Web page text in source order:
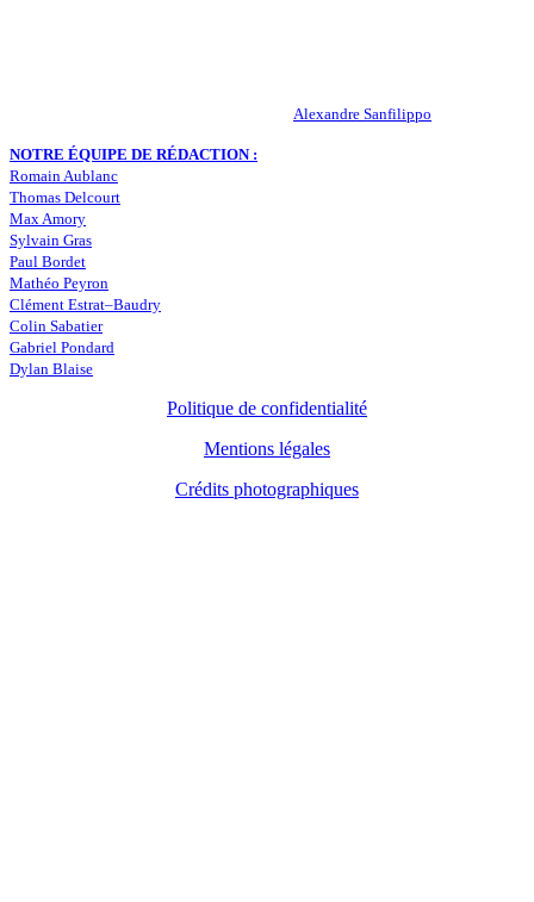
Alexandre Sanfilippo
NOTRE ÉQUIPE DE RÉDACTION :
Romain Aublanc
Thomas Delcourt
Max Amory
Sylvain Gras
Paul Bordet
Mathéo Peyron
Clément Estrat–Baudry
Colin Sabatier
Gabriel Pondard
Dylan Blaise
Politique de confidentialité
Mentions légales
Crédits photographiques